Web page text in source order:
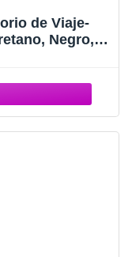
de Viaje-
Negro,